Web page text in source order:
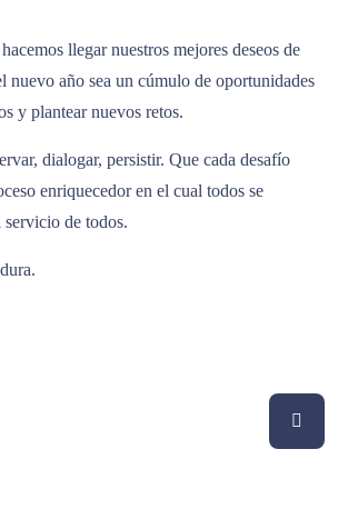
llegar nuestros mejores deseos de
nuevo año sea un cúmulo de oportunidades
y plantear nuevos retos.
dialogar, persistir. Que cada desafío
enriquecedor en el cual todos se
de todos.